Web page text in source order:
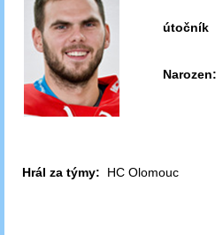
útočník
Narozen:
Hrál za týmy: HC Olomouc